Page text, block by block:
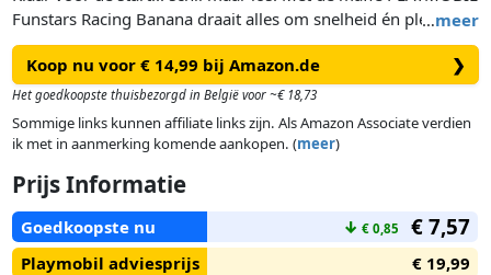
…meer
Funstars Racing Banana draait alles om snelheid én plezier.
Deze bananenvormige racewagen is uitgerust met
schijfschieters en klaar voor knotsgekke races. De coureur
grijpt het stuur vol bananenkracht, met helm en
handschoenen voor topprestaties. Of hij nu door de jungle
raast of vrienden uitdaagt voor een schijvenduel – de Racing
Deze speelse PLAYMOBIL Funstars-set zit boordevol coole
accessoires voor creatieve raceavonturen met een vrolijk,
fruitig tintje – voor kinderen vanaf 4 jaar.
Koop nu voor € 14,99 bij Amazon.de ❯
Het goedkoopste thuisbezorgd in België voor ~€ 18,73
Sommige links kunnen affiliate links zijn. Als Amazon Associate verdien
ik met in aanmerking komende aankopen. (meer)
Prijs Informatie
Goedkoopste nu ↓ € 0,85 € 7,57
Playmobil adviesprijs
€ 19,99